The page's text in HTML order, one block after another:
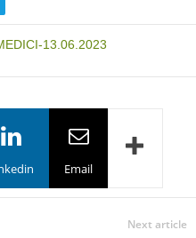
13.06.2023
Email
Next article